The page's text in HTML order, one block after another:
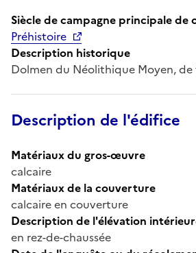
Siècle de campagne principale de
Préhistoire
Description historique
Dolmen du Néolithique Moyen,
Description de l'édifice
Matériaux du gros-œuvre
calcaire
Matériaux de la couverture
calcaire en couverture
Description de l'élévation
en rez-de-chaussée